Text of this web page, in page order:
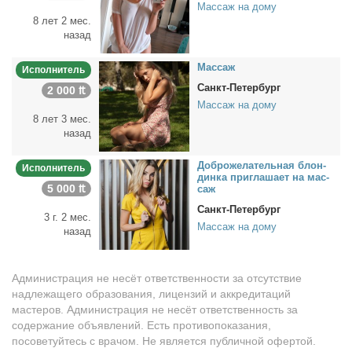
8 лет 2 мес.
назад
Массаж на дому
Исполнитель
2 000 ₶
8 лет 3 мес.
назад
Мас­саж
Санкт-Петербург
Массаж на дому
Исполнитель
5 000 ₶
3 г. 2 мес.
назад
Доб­ро­же­ла­тель­ная блон­
дин­ка при­гла­ша­ет на мас­
саж
Санкт-Петербург
Массаж на дому
Администрация не несёт ответственности за отсутствие
надлежащего образования, лицензий и аккредитаций
мастеров. Администрация не несёт ответственность за
содержание объявлений. Есть противопоказания,
посоветуйтесь с врачом. Не является публичной офертой.